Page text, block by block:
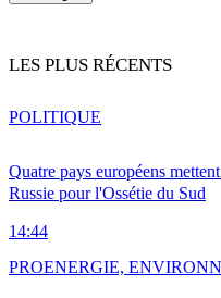
LES PLUS RÉCENTS
Quatre pays européens
Russie pour l'Ossétie du Sud
14:44
POLITIQUE
PROENERGIE,